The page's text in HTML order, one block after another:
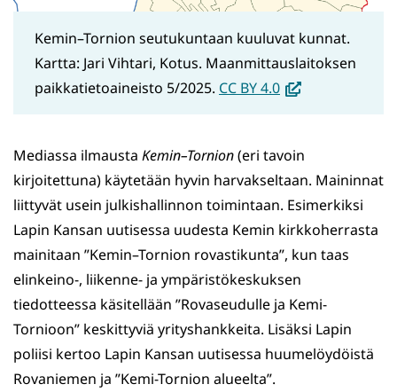
Kemin–Tornion seutukuntaan kuuluvat kunnat.
Kartta: Jari Vihtari, Kotus. Maanmittauslaitoksen
paikkatietoaineisto 5/2025. CC BY 4.0(avautuu
siirryt
toiseen
palveluun)
Mediassa ilmausta Kemin–Tornion(eri tavoin
kirjoitettuna) käytetään hyvin harvakseltaan. Maininnat
liittyvät usein julkishallinnon toimintaan. Esimerkiksi
Lapin Kansan uutisessa uudesta Kemin kirkkoherrasta
mainitaan ”Kemin–Tornion rovastikunta”, kun taas
elinkeino-, liikenne- ja ympäristökeskuksen
tiedotteessa käsitellään ”Rovaseudulle ja Kemi-
Tornioon” keskittyviä yrityshankkeita. Lisäksi Lapin
poliisi kertoo Lapin Kansan uutisessa huumelöydöistä
Rovaniemen ja ”Kemi-Tornion alueelta”.